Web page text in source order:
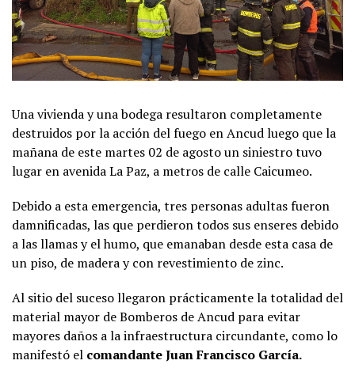
Una vivienda y una bodega resultaron completamente
destruidos por la acción del fuego en Ancud luego que la
mañana de este martes 02 de agosto un siniestro tuvo
lugar en avenida La Paz, a metros de calle Caicumeo.
Debido a esta emergencia, tres personas adultas fueron
damnificadas, las que perdieron todos sus enseres debido
a las llamas y el humo, que emanaban desde esta casa de
un piso, de madera y con revestimiento de zinc.
Al sitio del suceso llegaron prácticamente la totalidad del
material mayor de Bomberos de Ancud para evitar
mayores daños a la infraestructura circundante, como lo
manifestó el comandante Juan Francisco García.